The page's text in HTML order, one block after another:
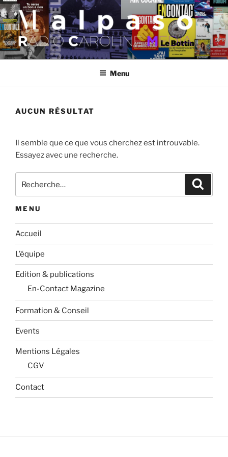
Aller
au
contenu
principal
MALPASO
Menu
AUCUN RÉSULTAT
Il semble que ce que vous cherchez est introuvable.
Essayez avec une recherche.
pour
MENU
Accueil
L’équipe
Edition & publications
En-Contact Magazine
Formation & Conseil
Events
Mentions Légales
CGV
Contact